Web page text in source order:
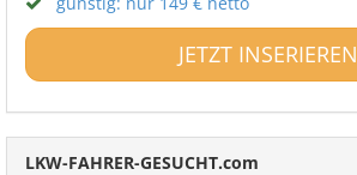
JETZT INSERIEREN
LKW-FAHRER-GESUCHT.com